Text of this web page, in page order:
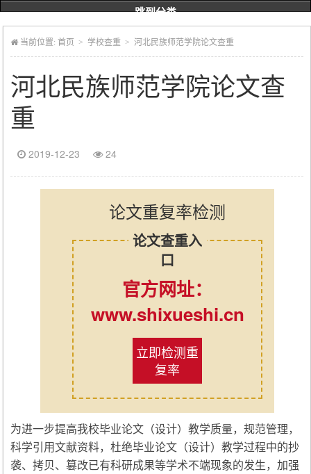
跳到分类
当前位置:首页 >学校查重 > 河北民族师范学院论文查重
河北民族师范学院论文查
重
2019-12-23 24
论文重复率检测
论文查重入
口
官方网址：
www.shixueshi.cn
立即检测重
复率
为进一步提高我校毕业论文（设计）教学质量，规范管理，
科学引用文献资料，杜绝毕业论文（设计）教学过程中的抄
袭、拷贝、篡改已有科研成果等学术不端现象的发生，加强